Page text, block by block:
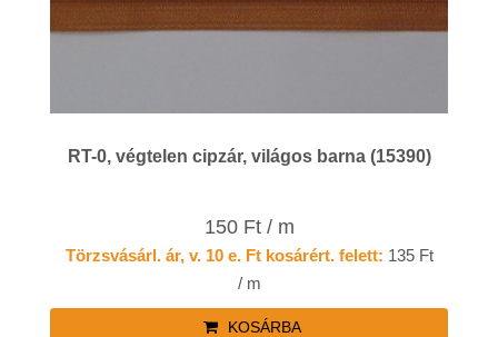
RT-0, végtelen cipzár, világos barna (15390)
150 Ft / m
Törzsvásárl. ár, v. 10 e. Ft kosárért. felett: 135 Ft
/ m
KOSÁRBA